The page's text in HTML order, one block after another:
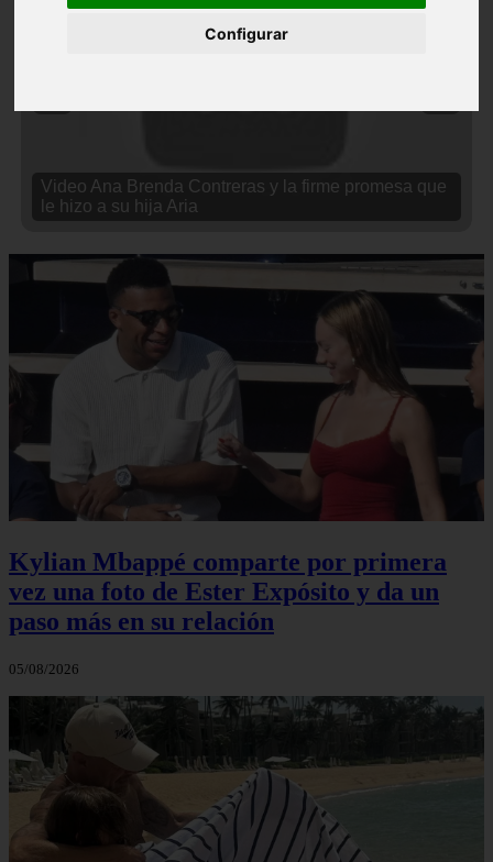
Configurar
Video Ana Brenda Contreras y la firme promesa que
le hizo a su hija Aria
Kylian Mbappé comparte por primera
vez una foto de Ester Expósito y da un
paso más en su relación
05/08/2026